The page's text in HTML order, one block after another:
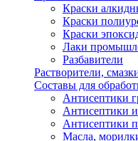
Краски
Краски
Краски
Лаки
Разбавители
Растворители,
Составы для
Антисептики
Антисептики
Антисептики
Масла,